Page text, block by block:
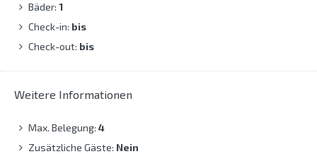
Bäder: 1
Check-in: bis
Check-out: bis
Weitere Informationen
Max. Belegung: 4
Zusätzliche Gäste: Nein